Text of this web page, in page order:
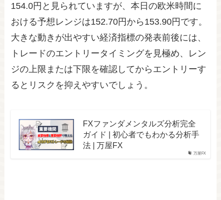
154.0円と見られていますが、本日の欧米時間に
おける予想レンジは152.70円から153.90円です。
大きな動きが出やすい経済指標の発表前後には、
トレードのエントリータイミングを見極め、レン
ジの上限または下限を確認してからエントリーす
るとリスクを抑えやすいでしょう。
万屋FX
FXファンダメンタルズ分析完全
ガイド | 初心者でもわかる分析手
法 | 万屋FX